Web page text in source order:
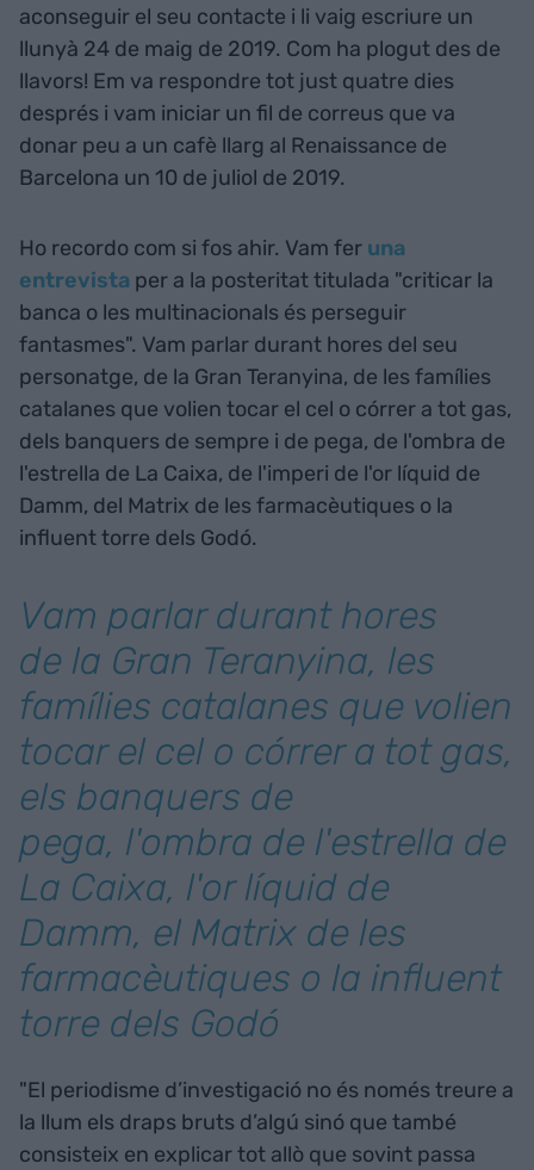
aconseguir el seu contacte i li vaig escriure un
llunyà 24 de maig de 2019. Com ha plogut des de
llavors! Em va respondre tot just quatre dies
després i vam iniciar un fil de correus que va
donar peu a un cafè llarg al Renaissance de
Barcelona un 10 de juliol de 2019.
Ho recordo com si fos ahir. Vam fer una
entrevista per a la posteritat titulada "criticar la
banca o les multinacionals és perseguir
fantasmes". Vam parlar durant hores del seu
personatge, de la Gran Teranyina, de les famílies
catalanes que volien tocar el cel o córrer a tot gas,
dels banquers de sempre i de pega, de l'ombra de
l'estrella de La Caixa, de l'imperi de l'or líquid de
Damm, del Matrix de les farmacèutiques o la
influent torre dels Godó.
Vam parlar durant hores
de la Gran Teranyina, les
famílies catalanes que volien
tocar el cel o córrer a tot gas,
els banquers de
pega, l'ombra de l'estrella de
La Caixa, l'or líquid de
Damm, el Matrix de les
farmacèutiques o la influent
torre dels Godó
"El periodisme d’investigació no és només treure a
la llum els draps bruts d’algú sinó que també
consisteix en explicar tot allò que sovint passa